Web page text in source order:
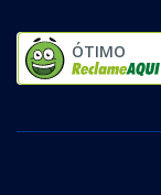
ÓTIMO